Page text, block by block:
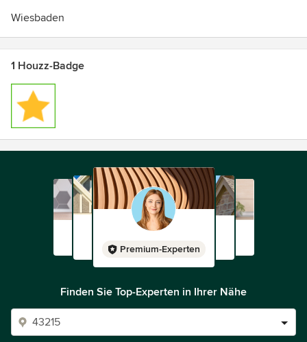
Wiesbaden
1 Houzz-Badge
Premium-Experten
Finden Sie Top-Experten in Ihrer Nähe